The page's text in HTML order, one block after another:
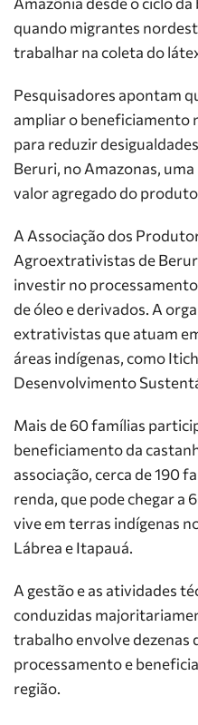
quando migrantes
trabalhar na coleta do
Pesquisadores apontam
ampliar o beneficiamento
para reduzir
Beruri, no Amazonas,
valor agregado do
A Associação dos
Agroextrativistas de
investir no
de óleo e derivados. A
extrativistas que atuam
áreas indígenas, como
Desenvolvimento
Mais de 60 famílias
beneficiamento da
associação, cerca de 190
renda, que pode chegar a
vive em terras indígenas
Lábrea e Itapauá.
A gestão e as atividades
conduzidas
trabalho envolve dezenas
processamento e
região.